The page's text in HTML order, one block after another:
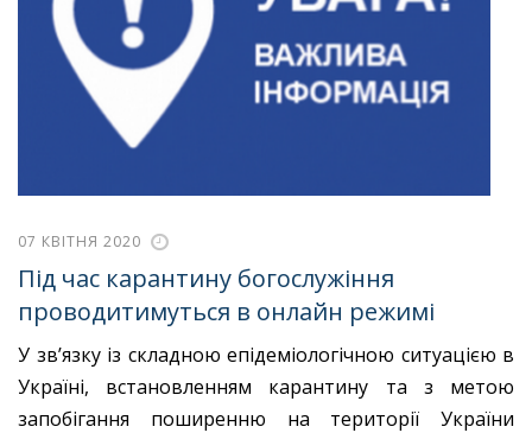
07 КВІТНЯ 2020
Під час карантину богослужіння
проводитимуться в онлайн режимі
У зв’язку із складною епідеміологічною ситуацією в
Україні, встановленням карантину та з метою
запобігання поширенню на території України